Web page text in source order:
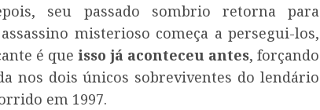
seu passado sombrio retorna para
misterioso começa a persegui-los,
é que isso já aconteceu antes, forçando
nos dois únicos sobreviventes do lendário
em 1997.